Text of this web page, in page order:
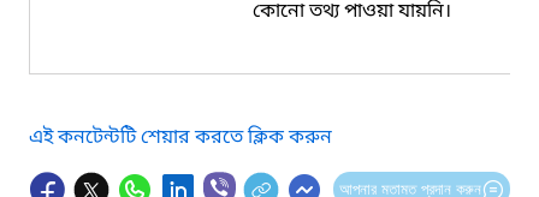
কোনো তথ্য পাওয়া যায়নি।
এই কনটেন্টটি শেয়ার করতে ক্লিক করুন
আপনার মতামত প্রদান করুন